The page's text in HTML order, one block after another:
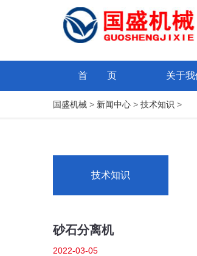
首 页 关于我
国盛机械 > 新闻中心 > 技术知识 >
技术知识
砂石分离机
2022-03-05